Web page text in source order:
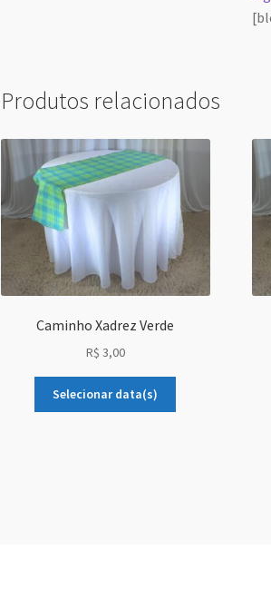
Produtos relacionados
Caminho Xadrez Verde
R$ 3,00
Selecionar data(s)